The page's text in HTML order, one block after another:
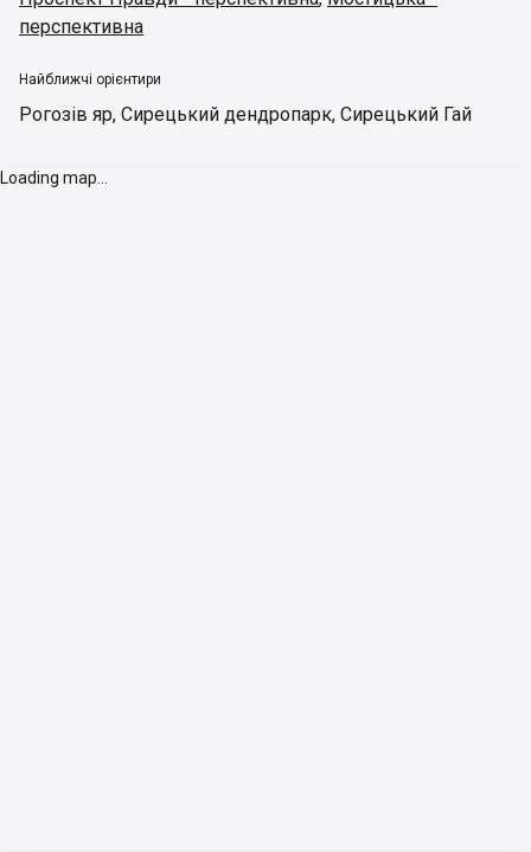
перспективна
Найближчі орієнтири
Рогозів яр, Сирецький дендропарк, Сирецький Гай
Loading map...